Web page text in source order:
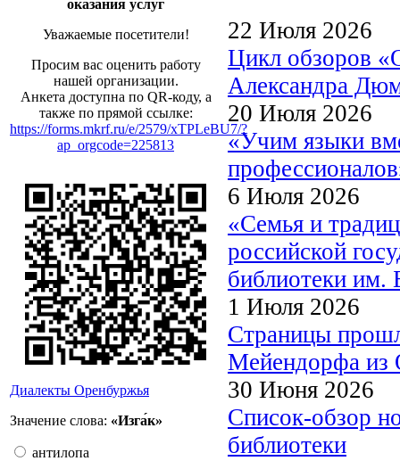
оказания услуг
Уважаемые посетители!
Просим вас оценить работу
нашей организации.
Анкета доступна по QR-коду, а
также по прямой ссылке:
https://forms.mkrf.ru/e/2579/xTPLeBU7/?
ap_orgcode=225813
Диалекты Оренбуржья
Значение слова: «Изга́к»
антилопа
22 Июля 2026
Цикл обзоров
Александра
20 Июля 2026
«Учим языки
6 Июля 2026
«Семья и
российской
библиотеки им.
1 Июля 2026
Страницы
Мейендорфа из
30 Июня 2026
Список-обзор
библиотеки